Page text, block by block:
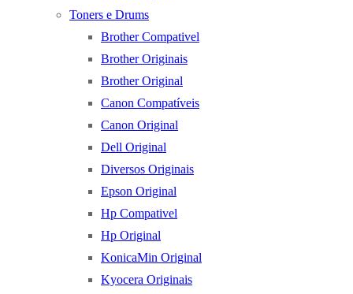
Toners e Drums
Brother Compativel
Brother Originais
Brother Original
Canon Compatíveis
Canon Original
Dell Original
Diversos Originais
Epson Original
Hp Compativel
Hp Original
KonicaMin Original
Kyocera Originais